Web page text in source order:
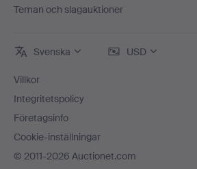
Teman och slagauktioner
Svenska USD
Villkor
Integritetspolicy
Företagsinfo
Cookie-inställningar
© 2011-2026 Auctionet.com